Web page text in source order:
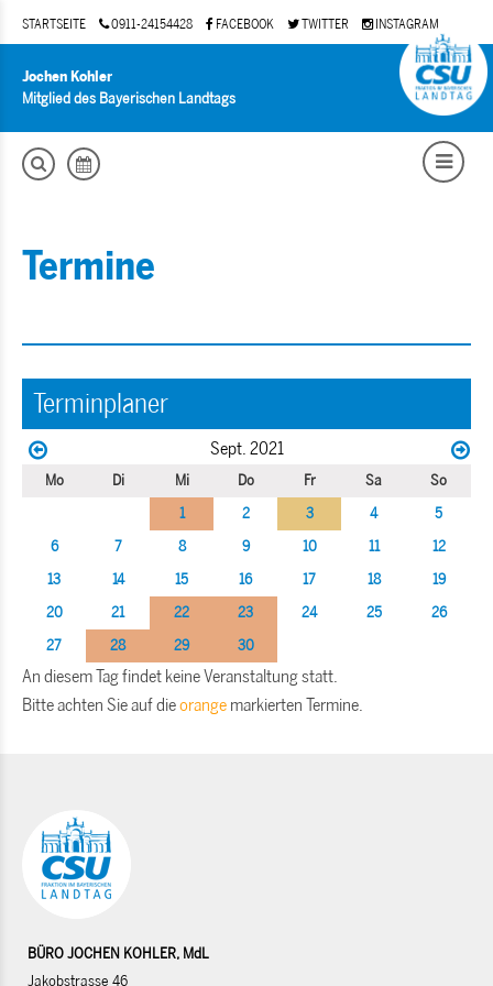
STARTSEITE 0911-24154428 FACEBOOK TWITTER INSTAGRAM
Jochen Kohler
Mitglied des Bayerischen Landtags
Termine
Terminplaner
Sept. 2021
Mo Di Mi Do Fr Sa
So
1
2 3 4
5
6
7 8 9 10 11
12
13
14 15 16 17 18
19
20
21 22 23 24 25
26
27
28 29 30
An diesem Tag findet keine Veranstaltung statt.
Bitte achten Sie auf dieorange markierten Termine.
BÜRO JOCHEN KOHLER, MdL
Jakobstrasse 46